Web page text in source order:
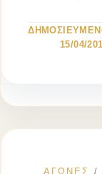
15/04/
ΑΓΩΝΕΣ